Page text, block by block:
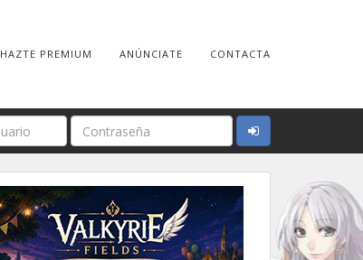
HAZTE PREMIUM ANÚNCIATE CONTACTA